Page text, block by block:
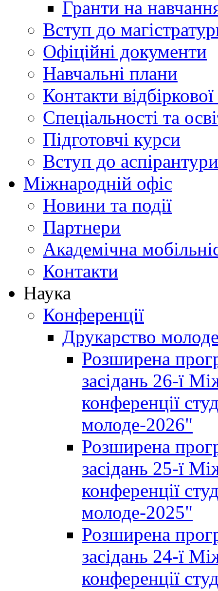
Гранти на
Вступ до
Офіційні документи
Навчальні плани
Контакти
Спеціальності та
Підготовчі курси
Вступ до аспірантури
Міжнародній офіс
Новини та події
Партнери
Академічна
Контакти
Наука
Конференції
Друкарство
Розширена
засідань 26-ї
конференції
молоде-2026"
Розширена
засідань 25-ї
конференції
молоде-2025"
Розширена
засідань 24-ї
конференції